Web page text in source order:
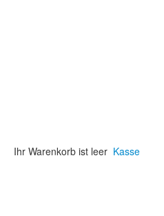
Ihr Warenkorb ist leer Kasse